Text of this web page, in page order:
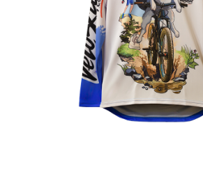
Добавляйте товары
в корзину
Оплачивайте сегодня только